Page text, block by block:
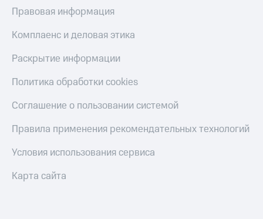
Правовая информация
Комплаенс и деловая этика
Раскрытие информации
Политика обработки cookies
Соглашение о пользовании системой
Правила применения рекомендательных технологий
Условия использования сервиса
Карта сайта